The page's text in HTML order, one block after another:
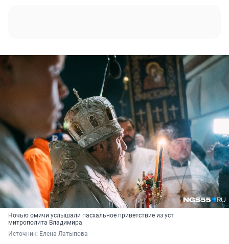
Ночью омичи услышали пасхальное приветствие из уст
митрополита Владимира
Источник: Елена Латыпова